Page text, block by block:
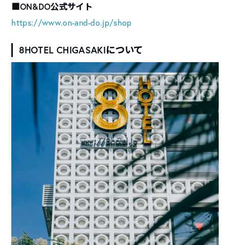
■ON&DO公式サイト
https://www.on-and-do.jp/shop
8HOTEL CHIGASAKIについて